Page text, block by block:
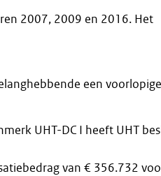
2007, 2009 en 2016. Het
een voorlopige
UHT-DC I heeft UHT
van € 356.732